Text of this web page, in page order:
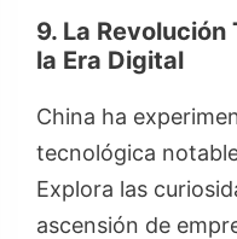
9. La
la Era Digital
China ha
tecnológica
Explora las
ascensión de